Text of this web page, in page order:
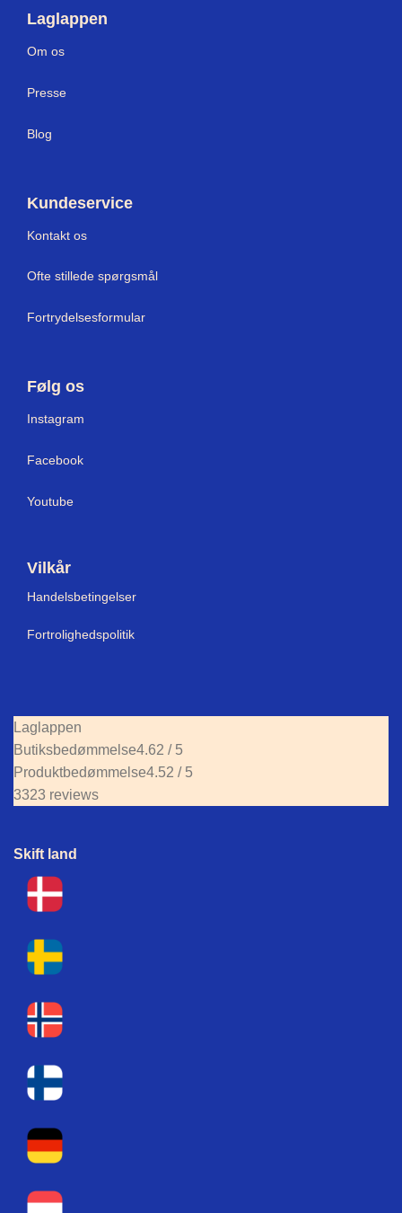
Laglappen
Om os
Presse
Blog
Kundeservice
Kontakt os
Ofte stillede spørgsmål
Fortrydelsesformular
Følg os
Instagram
Facebook
Youtube
Vilkår
Handelsbetingelser
Fortrolighedspolitik
Laglappen
Butiksbedømmelse4.62 / 5
Produktbedømmelse4.52 / 5
3323 reviews
Skift land